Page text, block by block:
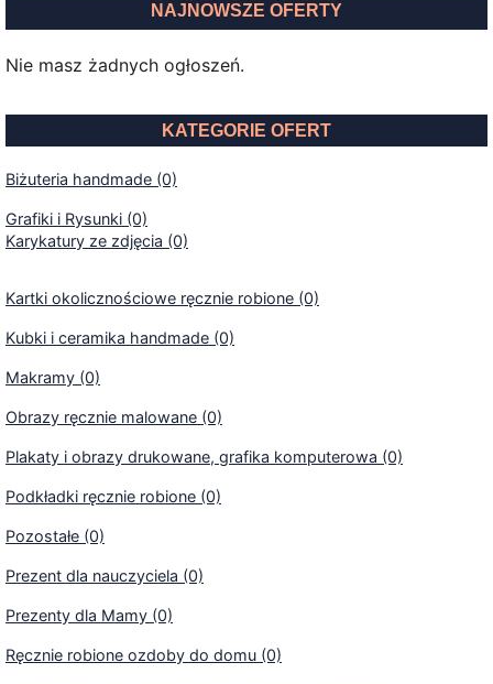
NAJNOWSZE OFERTY
Nie masz żadnych ogłoszeń.
KATEGORIE OFERT
Biżuteria handmade (0)
Grafiki i Rysunki (0)
Karykatury ze zdjęcia (0)
Kartki okolicznościowe ręcznie robione (0)
Kubki i ceramika handmade (0)
Makramy (0)
Obrazy ręcznie malowane (0)
Plakaty i obrazy drukowane, grafika komputerowa (0)
Podkładki ręcznie robione (0)
Pozostałe (0)
Prezent dla nauczyciela (0)
Prezenty dla Mamy (0)
Ręcznie robione ozdoby do domu (0)